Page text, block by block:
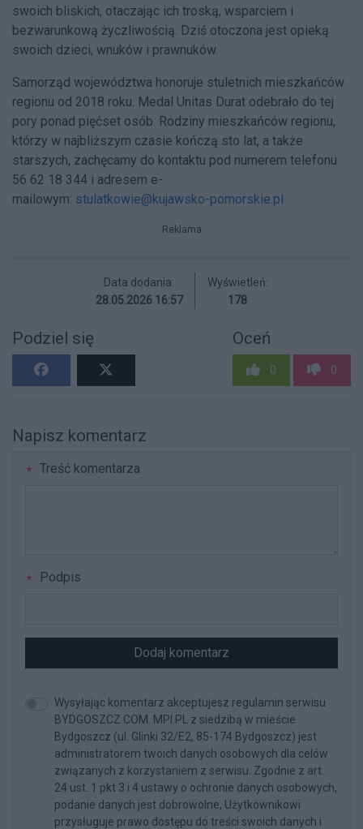
swoich bliskich, otaczając ich troską, wsparciem i
bezwarunkową życzliwością. Dziś otoczona jest opieką
swoich dzieci, wnuków i prawnuków.
Samorząd województwa honoruje stuletnich mieszkańców
regionu od 2018 roku. Medal Unitas Durat odebrało do tej
pory ponad pięćset osób. Rodziny mieszkańców regionu,
którzy w najbliższym czasie kończą sto lat, a także
starszych, zachęcamy do kontaktu pod numerem telefonu
56 62 18 344 i adresem e-
mailowym: stulatkowie@kujawsko-pomorskie.pl
Reklama
Data dodania:
28.05.2026 16:57
Wyświetleń:
178
Podziel się Oceń
0 0
Napisz komentarz
Treść komentarza
Podpis
Dodaj komentarz
Wysyłając komentarz akceptujesz regulamin serwisu
BYDGOSZCZ.COM. MPI.PL z siedzibą w mieście
Bydgoszcz (ul. Glinki 32/E2, 85-174 Bydgoszcz) jest
administratorem twoich danych osobowych dla celów
związanych z korzystaniem z serwisu. Zgodnie z art.
24 ust. 1 pkt 3 i 4 ustawy o ochronie danych osobowych,
podanie danych jest dobrowolne, Użytkownikowi
przysługuje prawo dostępu do treści swoich danych i